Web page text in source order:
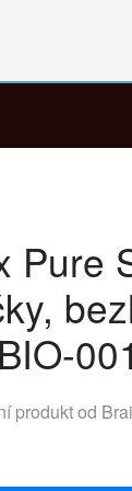
Pure
produkt od